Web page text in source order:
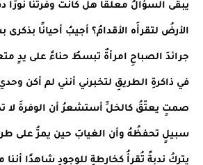
يبقى السؤالُ معلّقًا هل كانت وفرتُنا نورًا
الأرضُ لتقرأَه الأقدامُ؟ أجيبُ أحيانًا
جرائدَ الصباحِ امرأةٌ تبسطُ حناءً على يدٍ
في ذاكرةِ الطريقِ لتخبرني أنني لم أكن
صمتٍ يعتّقُ كالخلِّ أستشعرُ أن الوفرةَ لا
سبيلٍ تحفظُهُ وأن الغيابَ حين يمرُّ على
يتركُ ندبةً تُقرأُ كخارطةٍ للوجودِ شاهدًا أننا